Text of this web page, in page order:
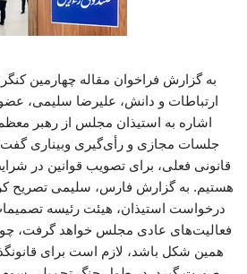
به گزارش فراخوان مقاله چهارمین
ارتباطات و دانش، علیرضا سلیمی،
اشاره به استیذان مجلس از رهبر
جلسات مجازی و رأی‌گیری وبیناری
قانونی فعلی، برای تصویب قوانین در
هستیم. به گزارش فارس، سلیمی تصریح
درخواست استیذان، هیئت رئیسه
فعالیت‌های عادی مجلس خواهد گرفت،
همین شکل باشد، لازم است برای